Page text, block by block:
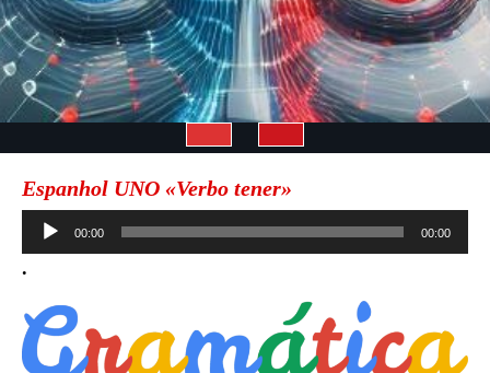
de
Espanhol UNO «Verbo tener»
Reproductor
audio
00:00 00:00
.